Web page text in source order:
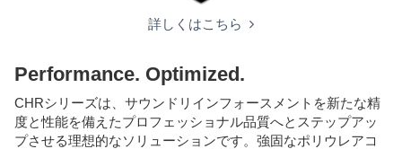
詳しくはこちら
Performance. Optimized.
CHRシリーズは、サウンドリインフォースメントを新たな精
度と性能を備えたプロフェッショナル品質へとステップアッ
プさせる理想的なソリューションです。強固なポリウレアコ